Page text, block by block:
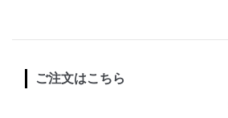
ご注文はこちら